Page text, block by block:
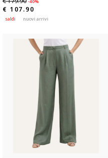
-40%
€ 107.90
saldi nuovi arrivi